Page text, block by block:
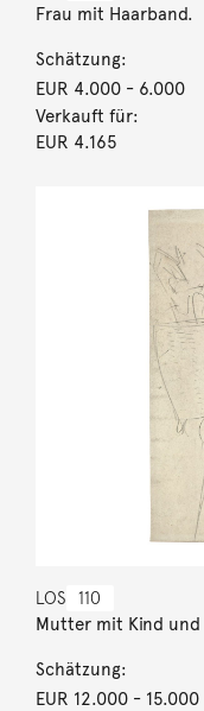
Frau mit Haarband.
Schätzung:
EUR 4.000- 6.000
Verkauft für:
EUR 4.165
LOS 110
Mutter mit Kind und
Schätzung:
EUR 12.000- 15.000